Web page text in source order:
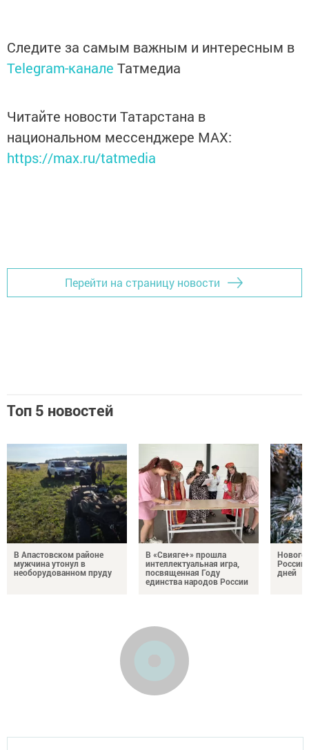
Следите за самым важным и интересным в
Telegram-канале Татмедиа
Читайте новости Татарстана в
национальном мессенджере MАХ:
https://max.ru/tatmedia
Перейти на страницу новости
Топ 5 новостей
В Апастовском районе
мужчина утонул в
необорудованном пруду
В «Свияге+» прошла
интеллектуальная игра,
посвященная Году
единства народов России
России
дней